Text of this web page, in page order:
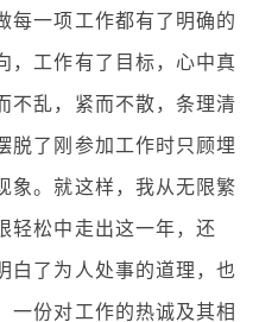
每一项工作都有了明确的
，工作有了目标，心中真
不乱，紧而不散，条理清
脱了刚参加工作时只顾埋
象。就这样，我从无限繁
轻松中走出这一年，还
白了为人处事的道理，也
一份对工作的热诚及其相